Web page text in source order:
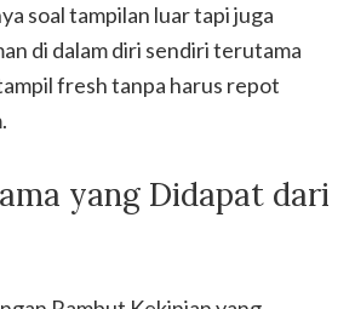
soal tampilan luar tapi juga
di dalam diri sendiri terutama
fresh tanpa harus repot
yang Didapat dari